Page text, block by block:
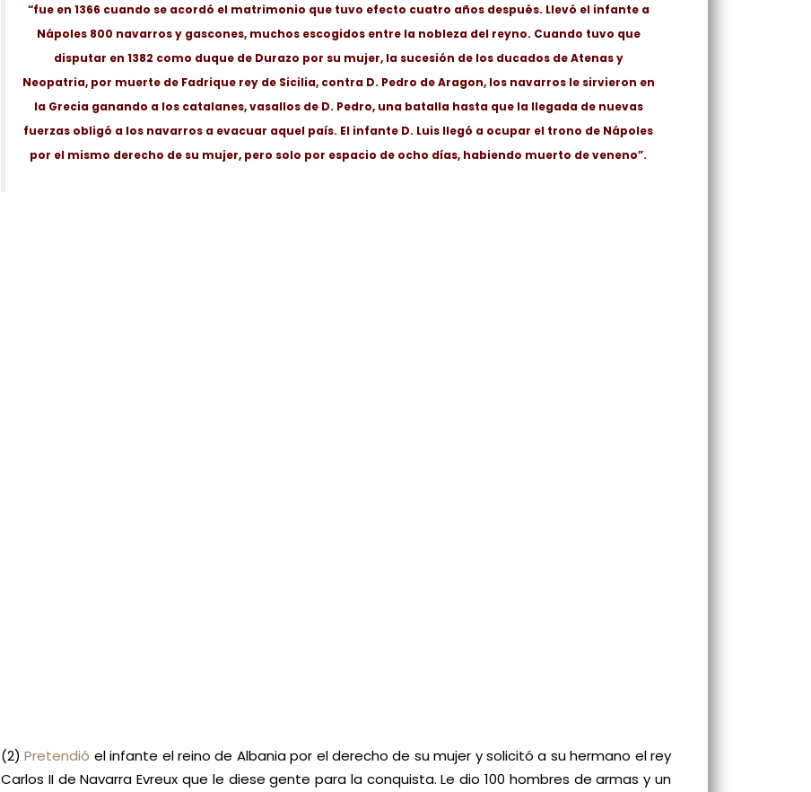
“fue en 1366 cuando se acordó el matrimonio que tuvo efecto cuatro años después. Llevó el infante a
Nápoles 800 navarros y gascones, muchos escogidos entre la nobleza del reyno. Cuando tuvo que
disputar en 1382 como duque de Durazo por su mujer, la sucesión de los ducados de Atenas y
Neopatria, por muerte de Fadrique rey de Sicilia, contra D. Pedro de Aragon, los navarros le sirvieron en
la Grecia ganando a los catalanes, vasallos de D. Pedro, una batalla hasta que la llegada de nuevas
fuerzas obligó a los navarros a evacuar aquel país. El infante D. Luis llegó a ocupar el trono de Nápoles
por el mismo derecho de su mujer, pero solo por espacio de ocho días, habiendo muerto de veneno”.
(2)Pretendió el infante el reino de Albania por el derecho de su mujer y solicitó a su hermano el rey
Carlos II de Navarra Evreux que le diese gente para la conquista. Le dio 100 hombres de armas y un